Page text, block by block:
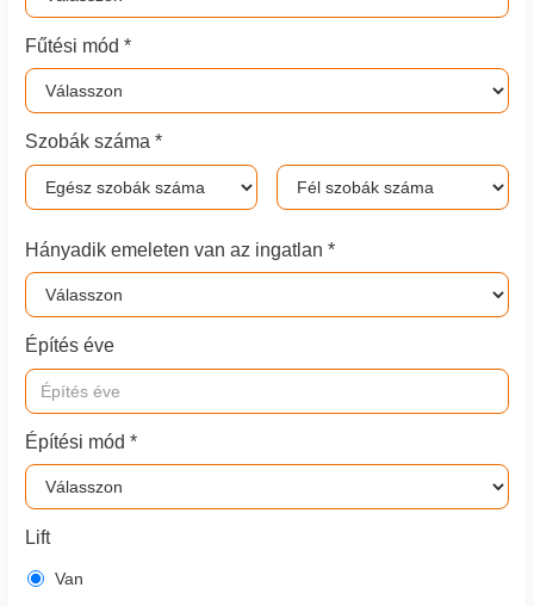
Fűtési mód *
Szobák száma *
Hányadik emeleten van az ingatlan *
Építés éve
Építési mód *
Lift
Van